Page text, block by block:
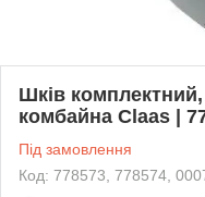
Шків
комбайна Claas |
Під замовлення
Код: 778573, 778574,